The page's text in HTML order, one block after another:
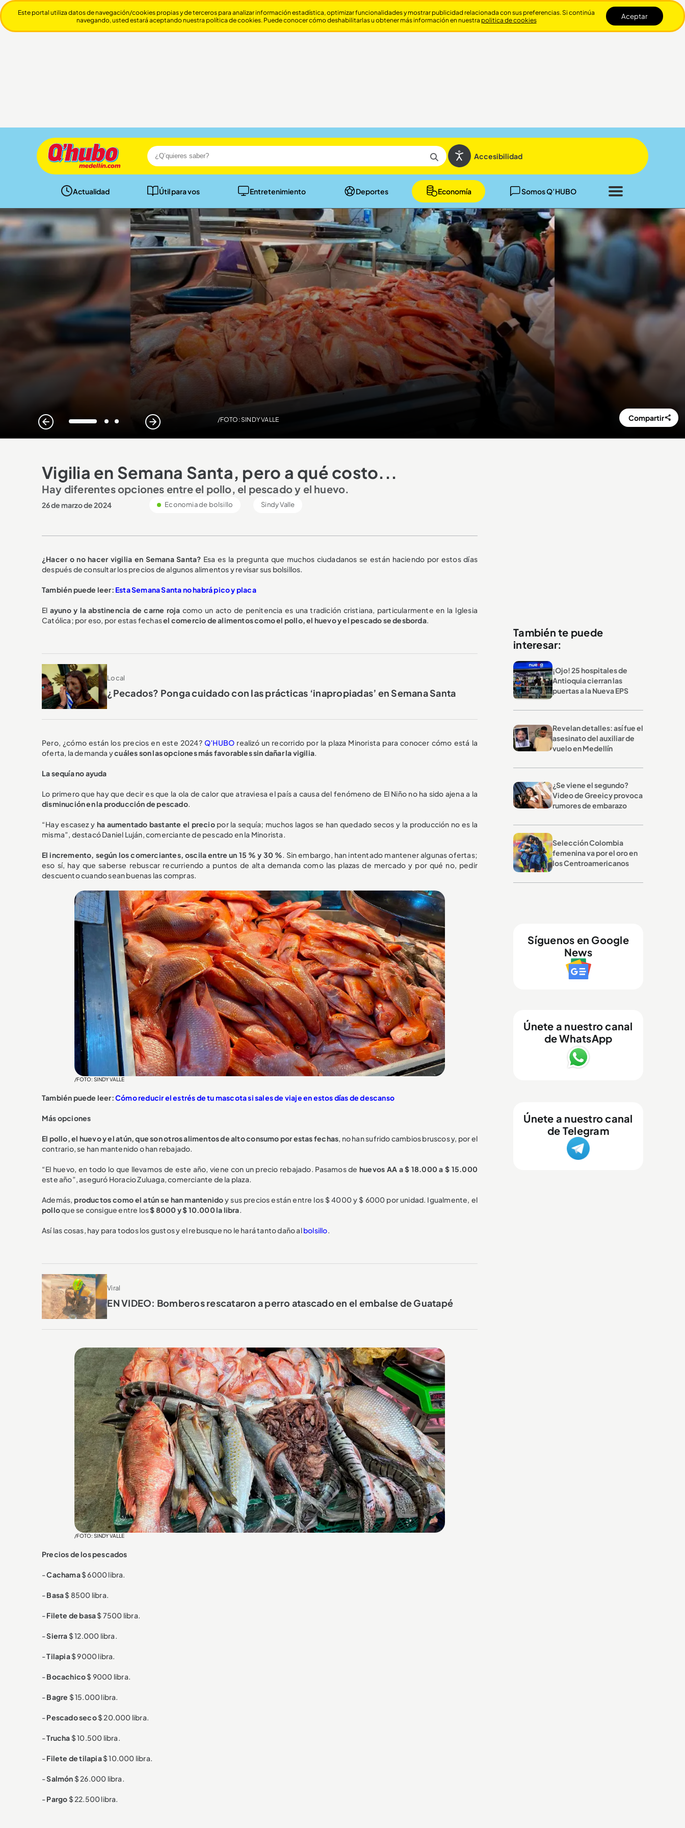
Accesibilidad
Actualidad Útil para vos Entretenimiento Deportes Economía Somos Q’HUBO
Cerrar
/FOTO: SINDY VALLE
1 2 3
Compartir
Vigilia en Semana Santa, pero a qué costo...
Hay diferentes opciones entre el pollo, el pescado y el huevo.
26 de marzo de 2024 Economia de bolsillo Sindy Valle
¿Hacer o no hacer vigilia en Semana Santa? Esa es la pregunta que muchos ciudadanos se están haciendo por estos días
después de consultar los precios de algunos alimentos y revisar sus bolsillos.
También puede leer: Esta Semana Santa no habrá pico y placa
El ayuno y la abstinencia de carne roja como un acto de penitencia es una tradición cristiana, particularmente en la Iglesia
Católica; por eso, por estas fechasel comercio de alimentos como el pollo, el huevo y el pescado se desborda.
Local
¿Pecados? Ponga cuidado con las prácticas ‘inapropiadas’ en Semana Santa
Pero, ¿cómo están los precios en este 2024? Q’HUBO realizó un recorrido por la plaza Minorista para conocer cómo está la
oferta, la demanda ycuáles son las opciones más favorables sin dañar la vigilia.
La sequía no ayuda
Lo primero que hay que decir es que la ola de calor que atraviesa el país a causa del fenómeno de El Niño no ha sido ajena a la
disminución en la producción de pescado.
“Hay escasez y ha aumentado bastante el preciopor la sequía; muchos lagos se han quedado secos y la producción no es la
misma”, destacó Daniel Luján, comerciante de pescado en la Minorista.
El incremento, según los comerciantes, oscila entre un 15 % y 30 %. Sin embargo, han intentado mantener algunas ofertas;
eso sí, hay que saberse rebuscar recurriendo a puntos de alta demanda como las plazas de mercado y por qué no, pedir
descuento cuando sean buenas las compras.
/FOTO: SINDY VALLE
También puede leer:Cómo reducir el estrés de tu mascota si sales de viaje en estos días de descanso
Más opciones
El pollo, el huevo y el atún, que son otros alimentos de alto consumo por estas fechas, no han sufrido cambios bruscos y, por el
contrario, se han mantenido o han rebajado.
“El huevo, en todo lo que llevamos de este año, viene con un precio rebajado. Pasamos dehuevos AA a $ 18.000 a $ 15.000
este año”, aseguró Horacio Zuluaga, comerciante de la plaza.
Además,productos comoel atún se han mantenidoy sus precios están entre los $ 4000 y $ 6000 por unidad. Igualmente, el
polloque se consigue entre los$ 8000 y $ 10.000 la libra.
Así las cosas, hay para todos los gustos y el rebusque no le hará tanto daño albolsillo.
Viral
EN VIDEO: Bomberos rescataron a perro atascado en el embalse de Guatapé
/FOTO: SINDY VALLE
Precios de los pescados
-Cachama$ 6000 libra.
-Basa$ 8500 libra.
-Filete de basa$ 7500 libra.
-Sierra$ 12.000 libra.
-Tilapia$ 9000 libra.
-Bocachico$ 9000 libra.
-Bagre $ 15.000 libra.
-Pescado seco$ 20.000 libra.
-Trucha$ 10.500 libra.
-Filete de tilapia$ 10.000 libra.
-Salmón$ 26.000 libra.
-Pargo$ 22.500 libra.
También te puede
interesar:
¡Ojo! 25 hospitales de
Antioquia cierran las
puertas a la Nueva EPS
Revelan detalles: así fue el
asesinato del auxiliar de
vuelo en Medellín
¿Se viene el segundo?
Video de Greeicy provoca
rumores de embarazo
Selección Colombia
femenina va por el oro en
los Centroamericanos
Síguenos en Google
News
Únete a nuestro canal
de WhatsApp
Únete a nuestro canal
de Telegram
Este portal utiliza datos de navegación/cookies propias y de terceros para analizar información estadística, optimizar funcionalidades y mostrar publicidad relacionada con sus preferencias. Si continúa
navegando, usted estará aceptando nuestra política de cookies. Puede conocer cómo deshabilitarlas u obtener más información en nuestra politica de cookies Aceptar